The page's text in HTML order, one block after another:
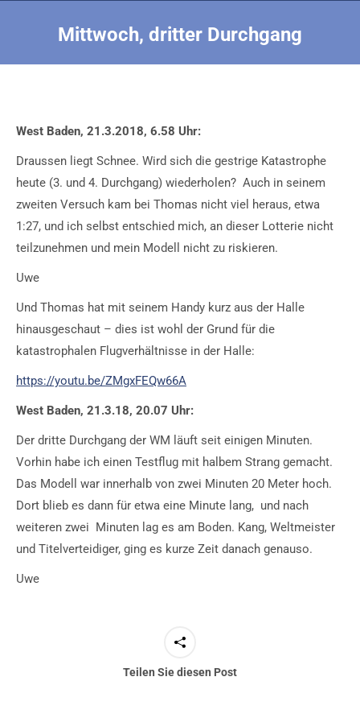
Mittwoch, dritter Durchgang
West Baden, 21.3.2018, 6.58 Uhr:
Draussen liegt Schnee. Wird sich die gestrige Katastrophe
heute (3. und 4. Durchgang) wiederholen? Auch in seinem
zweiten Versuch kam bei Thomas nicht viel heraus, etwa
1:27, und ich selbst entschied mich, an dieser Lotterie nicht
teilzunehmen und mein Modell nicht zu riskieren.
Uwe
Und Thomas hat mit seinem Handy kurz aus der Halle
hinausgeschaut – dies ist wohl der Grund für die
katastrophalen Flugverhältnisse in der Halle:
https://youtu.be/ZMgxFEQw66A
West Baden, 21.3.18, 20.07 Uhr:
Der dritte Durchgang der WM läuft seit einigen Minuten.
Vorhin habe ich einen Testflug mit halbem Strang gemacht.
Das Modell war innerhalb von zwei Minuten 20 Meter hoch.
Dort blieb es dann für etwa eine Minute lang, und nach
weiteren zwei Minuten lag es am Boden. Kang, Weltmeister
und Titelverteidiger, ging es kurze Zeit danach genauso.
Uwe
Teilen Sie diesen Post